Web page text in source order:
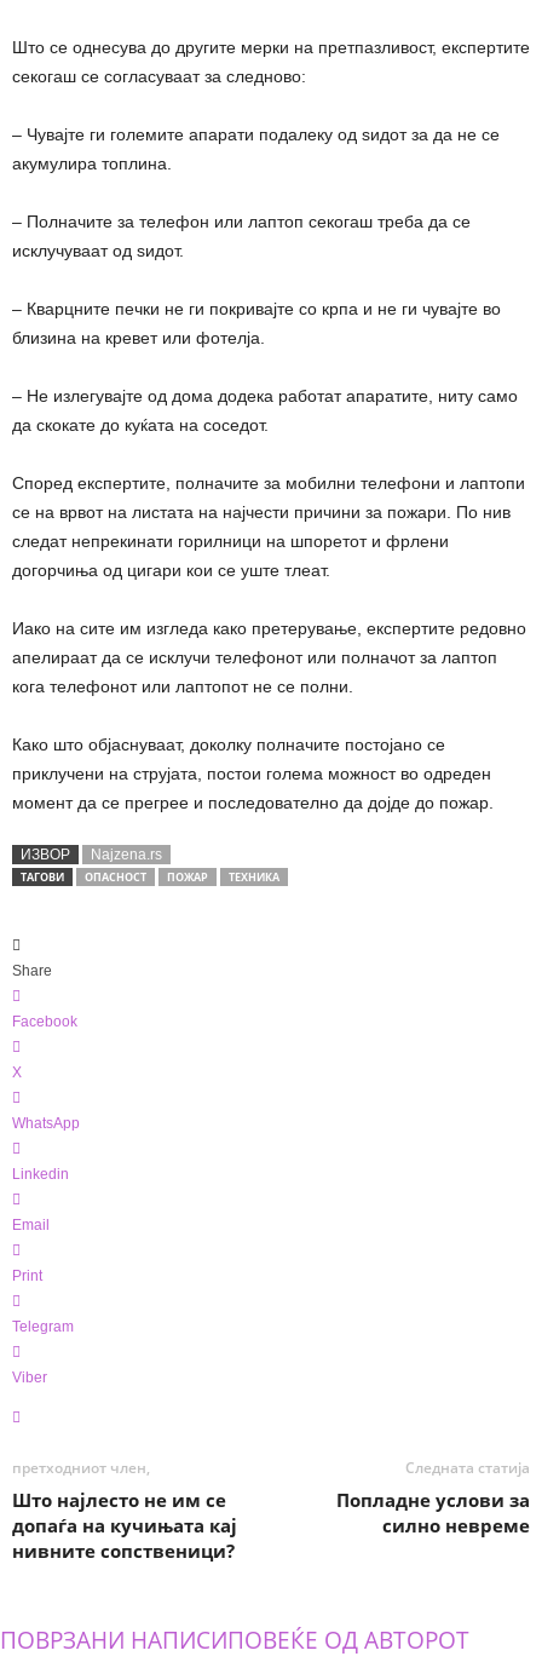
Што се однесува до другите мерки на претпазливост, експертите
секогаш се согласуваат за следново:
– Чувајте ги големите апарати подалеку од ѕидот за да не се
акумулира топлина.
– Полначите за телефон или лаптоп секогаш треба да се
исклучуваат од ѕидот.
– Кварцните печки не ги покривајте со крпа и не ги чувајте во
близина на кревет или фотелја.
– Не излегувајте од дома додека работат апаратите, ниту само
да скокате до куќата на соседот.
Според експертите, полначите за мобилни телефони и лаптопи
се на врвот на листата на најчести причини за пожари. По нив
следат непрекинати горилници на шпоретот и фрлени
догорчиња од цигари кои се уште тлеат.
Иако на сите им изгледа како претерување, експертите редовно
апелираат да се исклучи телефонот или полначот за лаптоп
кога телефонот или лаптопот не се полни.
Како што објаснуваат, доколку полначите постојано се
приклучени на струјата, постои голема можност во одреден
момент да се прегрее и последователно да дојде до пожар.
ИЗВОР Najzena.rs
ТАГОВИ ОПАСНОСТ ПОЖАР ТЕХНИКА
Share
Facebook
X
WhatsApp
Linkedin
Email
Print
Telegram
Viber
претходниот член,
Што најлесто не им се
допаѓа на кучињата кај
нивните сопственици?
Следната статија
Попладне услови за
силно невреме
ПОВРЗАНИ НАПИСИПОВЕЌЕ ОД АВТОРОТ